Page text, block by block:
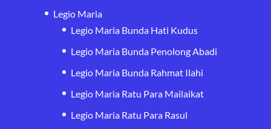
Legio Maria
Legio Maria Bunda Hati Kudus
Legio Maria Bunda Penolong Abadi
Legio Maria Bunda Rahmat Ilahi
Legio Maria Ratu Para Mailaikat
Legio Maria Ratu Para Rasul